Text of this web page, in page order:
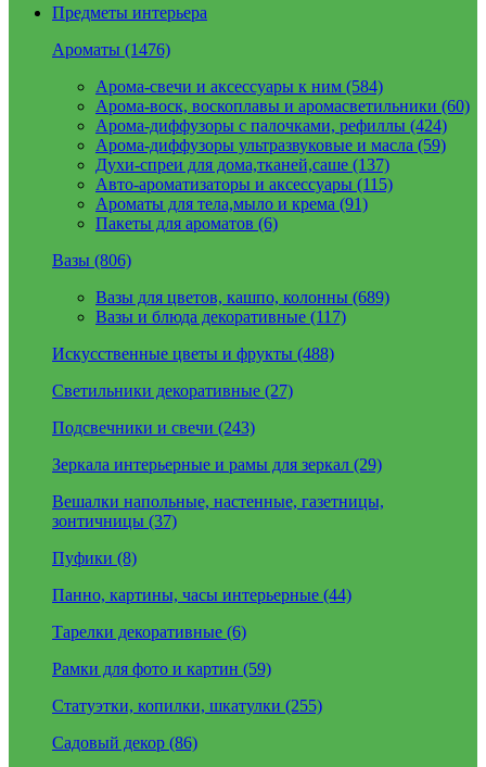
Предметы интерьера
Ароматы (1476)
Арома-свечи и аксессуары к ним (584)
Арома-воск, воскоплавы и аромасветильники (60)
Арома-диффузоры с палочками, рефиллы (424)
Арома-диффузоры ультразвуковые и масла (59)
Духи-спреи для дома,тканей,саше (137)
Авто-ароматизаторы и аксессуары (115)
Ароматы для тела,мыло и крема (91)
Пакеты для ароматов (6)
Вазы (806)
Вазы для цветов, кашпо, колонны (689)
Вазы и блюда декоративные (117)
Искусственные цветы и фрукты (488)
Светильники декоративные (27)
Подсвечники и свечи (243)
Зеркала интерьерные и рамы для зеркал (29)
Вешалки напольные, настенные, газетницы,
зонтичницы (37)
Пуфики (8)
Панно, картины, часы интерьерные (44)
Тарелки декоративные (6)
Рамки для фото и картин (59)
Статуэтки, копилки, шкатулки (255)
Садовый декор (86)